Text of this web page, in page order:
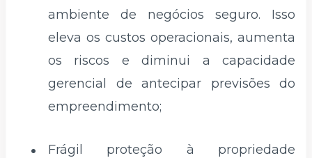
ambiente de negócios seguro. Isso
eleva os custos operacionais, aumenta
os riscos e diminui a capacidade
gerencial de antecipar previsões do
empreendimento;
Frágil proteção à propriedade